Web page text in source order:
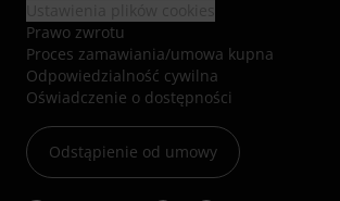
Prawo zwrotu
Proces zamawiania/umowa kupna
Odpowiedzialność cywilna
Oświadczenie o dostępności
Odstąpienie od umowy